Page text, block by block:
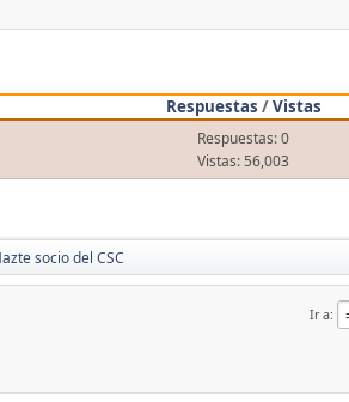
Respuestas /Vistas
Respuestas: 0
Vistas: 56,003
socio del CSC
Ir a